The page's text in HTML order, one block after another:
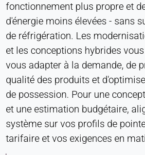
fonctionnement plus propre et
d'énergie moins élevées - sans
de réfrigération. Les
et les conceptions hybrides
vous adapter à la demande, de
qualité des produits et
de possession. Pour une
et une estimation budgétaire,
système sur vos profils de
tarifaire et vos exigences en